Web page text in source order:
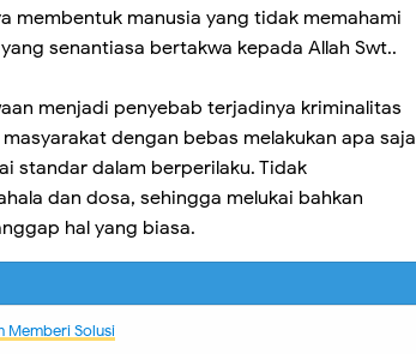
membentuk manusia yang tidak memahami
senantiasa bertakwa kepada Allah Swt..
menjadi penyebab terjadinya kriminalitas
dengan bebas melakukan apa saja
standar dalam berperilaku. Tidak
dan dosa, sehingga melukai bahkan
hal yang biasa.
Memberi Solusi